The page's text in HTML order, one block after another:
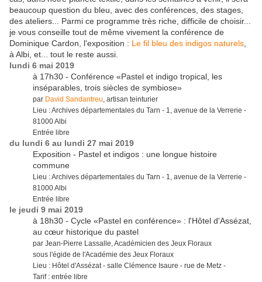
beaucoup question du bleu, avec des conférences, des stages,
des ateliers... Parmi ce programme très riche, difficile de choisir...
je vous conseille tout de même vivement la conférence de
Dominique Cardon, l'exposition : Le fil bleu des indigos naturels
à Albi, et... tout le reste aussi.
lundi 6 mai 2019
à 17h30 - Conférence «Pastel et indigo tropical, les
inséparables, trois siècles de symbiose»
par David Sandantreu, artisan teinturier
Lieu : Archives départementales du Tarn - 1, avenue de la Verrerie -
81000 Albi
Entrée libre
du lundi 6 au lundi 27 mai 2019
Exposition - Pastel et indigos : une longue histoire
commune
Lieu : Archives départementales du Tarn - 1, avenue de la Verrerie -
81000 Albi
Entrée libre
le jeudi 9 mai 2019
à 18h30 - Cycle «Pastel en conférence» : l'Hôtel d'Assézat,
au cœur historique du pastel
par Jean-Pierre Lassalle, Académicien des Jeux Floraux
sous l'égide de l'Académie des Jeux Floraux
Lieu : Hôtel d'Assézat - salle Clémence Isaure - rue de Metz -
Tarif : entrée libre